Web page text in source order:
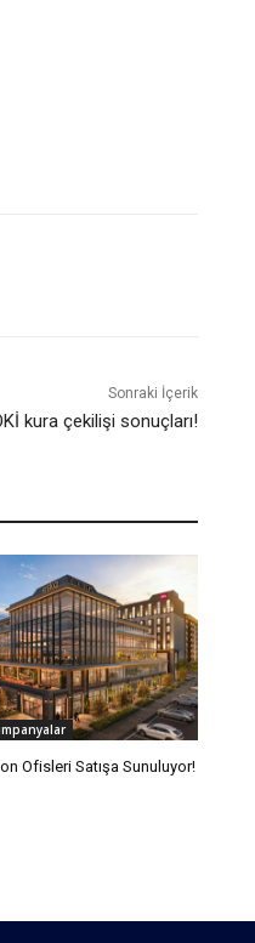
Sonraki İçerik
kura çekilişi sonuçları!
Ofisleri Satışa Sunuluyor!